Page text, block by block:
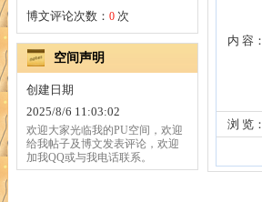
博文评论次数： 0 次
空间声明
创建日期
2025/8/6 11:03:02
欢迎大家光临我的PU空间，欢迎
给我帖子及博文发表评论，欢迎
加我QQ或与我电话联系。
内 容：
浏 览：